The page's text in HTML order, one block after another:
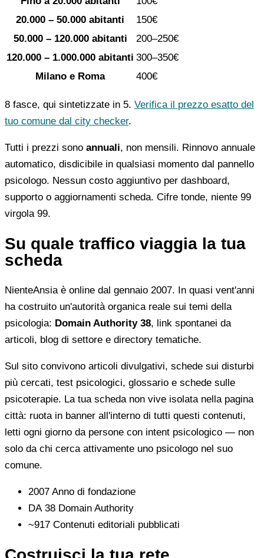
20.000 – 50.000 abitanti
150€
50.000 – 120.000 abitanti
200–250€
120.000 – 1.000.000 abitanti 300–350€
Milano e Roma
400€
8 fasce, qui sintetizzate in 5. Verifica il prezzo esatto del
tuo comune dal city checker.
Tutti i prezzi sono annuali, non mensili. Rinnovo annuale
automatico, disdicibile in qualsiasi momento dal pannello
psicologo. Nessun costo aggiuntivo per dashboard,
supporto o aggiornamenti scheda. Cifre tonde, niente 99
virgola 99.
Su quale traffico viaggia la tua
scheda
NienteAnsia è online dal gennaio 2007. In quasi vent'anni
ha costruito un'autorità organica reale sui temi della
psicologia: Domain Authority 38, link spontanei da
articoli, blog di settore e directory tematiche.
Sul sito convivono articoli divulgativi, schede sui disturbi
più cercati, test psicologici, glossario e schede sulle
psicoterapie. La tua scheda non vive isolata nella pagina
città: ruota in banner all'interno di tutti questi contenuti,
letti ogni giorno da persone con intent psicologico — non
solo da chi cerca attivamente uno psicologo nel suo
comune.
2007 Anno di fondazione
DA 38 Domain Authority
~917 Contenuti editoriali pubblicati